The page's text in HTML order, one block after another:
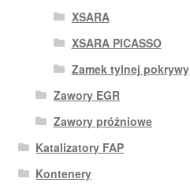
XSARA
XSARA PICASSO
Zamek tylnej pokrywy
Zawory EGR
Zawory próżniowe
Katalizatory FAP
Kontenery